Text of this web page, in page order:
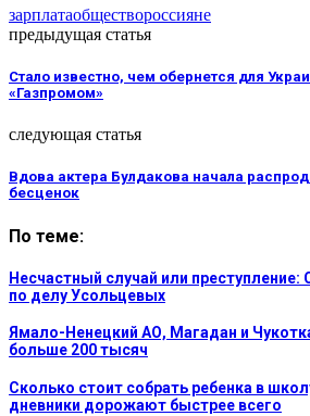
зарплатаобществороссияне
предыдущая статья
Стало известно, чем обернется для
«Газпромом»
следующая статья
Вдова актера Булдакова начала
бесценок
По теме:
Несчастный случай или преступление:
по делу Усольцевых
Ямало-Ненецкий АО, Магадан и
больше 200 тысяч
Сколько стоит собрать ребенка в
дневники дорожают быстрее всего